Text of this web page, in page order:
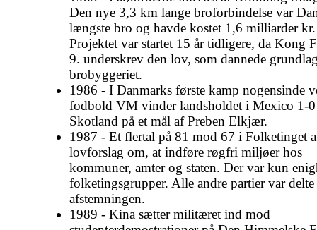
Den nye 3,3 km lange broforbindelse var
længste bro og havde kostet 1,6 milliarder kr.
Projektet var startet 15 år tidligere, da Kong
9. underskrev den lov, som dannede
brobyggeriet.
1986 - I Danmarks første kamp nogensinde
fodbold VM vinder landsholdet i Mexico 1-
Skotland på et mål af Preben Elkjær.
1987 - Et flertal på 81 mod 67 i Folketinget
lovforslag om, at indføre røgfri miljøer hos
kommuner, amter og staten. Der var kun
folketingsgrupper. Alle andre partier var
afstemningen.
1989 - Kina sætter militæret ind mod